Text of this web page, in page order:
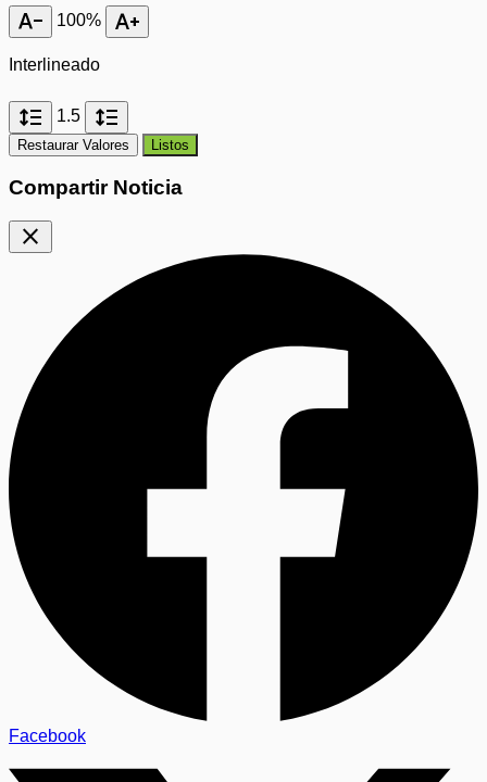
text_decrease 100% text_increase
Interlineado
format_line_spacing 1.5 format_line_spacing
Restaurar Valores Listos
Compartir Noticia
close
Facebook